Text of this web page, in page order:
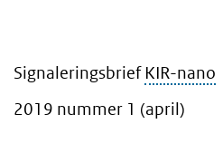
Signaleringsbrief KIR-nano
2019 nummer 1 (april)